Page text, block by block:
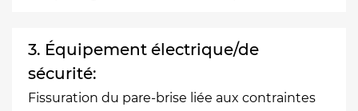
3. Équipement électrique/de
sécurité:
Fissuration du pare-brise liée aux contraintes